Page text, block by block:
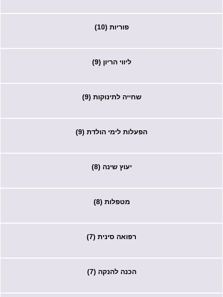
פוריות (10)
ליווי הריון (9)
שחייה לתינוקות (9)
הפעלות לימי הולדת (9)
יעוץ שינה (8)
מטפלות (8)
רפואה סינית (7)
הכנה להנקה (7)